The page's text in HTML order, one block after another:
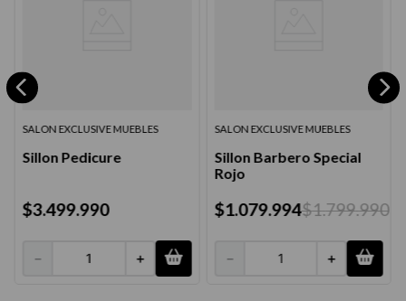
SALON EXCLUSIVE MUEBLES
Sillon Pedicure
$3.499.990
＋
－
SALON EXCLUSIVE MUEBLES
Sillon Barbero Special
Rojo
$1.079.994$1.799.990
＋
－